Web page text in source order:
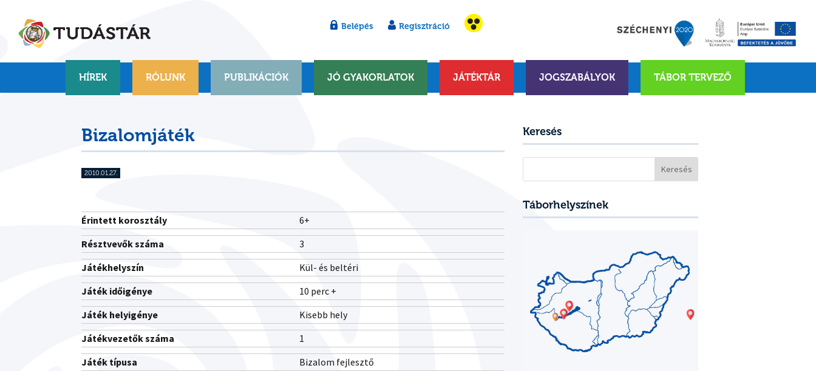
content
Belépés Regisztráció
HÍREK RÓLUNK PUBLIKÁCIÓK JÓ GYAKORLATOK JÁTÉKTÁR JOGSZABÁLYOK TÁBOR TERVEZŐ
Bizalomjáték
2010.01.27.
Érintett korosztály
6+
Résztvevők száma
3
Játékhelyszín
Kül- és beltéri
Játék időigénye
10 perc +
Játék helyigénye
Kisebb hely
Játékvezetők száma
1
Játék típusa
Bizalom fejlesztő
Keresés
Táborhelyszínek